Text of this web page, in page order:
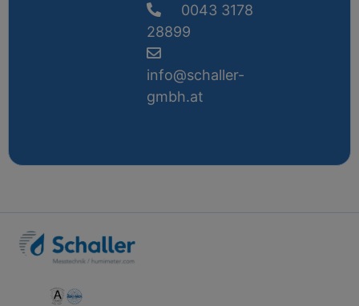
0043 3178
28899
info@schaller-
gmbh.at